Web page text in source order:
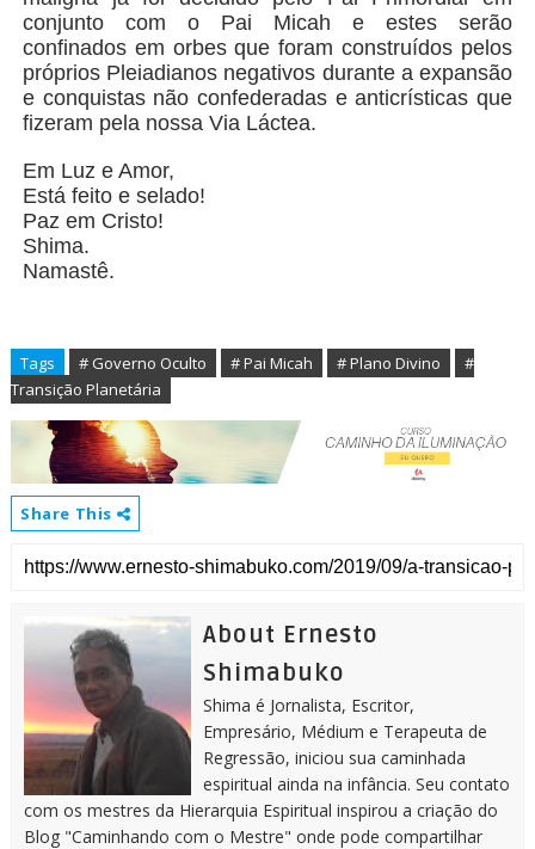
conjunto com o Pai Micah e estes serão
confinados em orbes que foram construídos pelos
próprios Pleiadianos negativos durante a expansão
e conquistas não confederadas e anticrísticas que
fizeram pela nossa Via Láctea.
Em Luz e Amor,
Está feito e selado!
Paz em Cristo!
Shima.
Namastê.
Tags # Governo Oculto # Pai Micah # Plano Divino
#
Transição Planetária
Share This
About Ernesto
Shimabuko
Shima é Jornalista, Escritor,
Empresário, Médium e Terapeuta de
Regressão, iniciou sua caminhada
espiritual ainda na infância. Seu contato
com os mestres da Hierarquia Espiritual inspirou a criação do
Blog "Caminhando com o Mestre" onde pode compartilhar